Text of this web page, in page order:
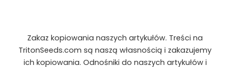
Zakaz kopiowania naszych artykułów. Treści na
TritonSeeds.com są naszą własnością i zakazujemy
ich kopiowania. Odnośniki do naszych artykułów i